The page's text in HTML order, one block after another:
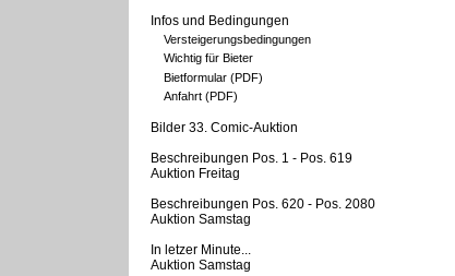
Infos und Bedingungen
Versteigerungsbedingungen
Wichtig für Bieter
Bietformular (PDF)
Anfahrt (PDF)
Bilder 33. Comic-Auktion
Beschreibungen Pos. 1 - Pos. 619
Auktion Freitag
Beschreibungen Pos. 620 - Pos. 2080
Auktion Samstag
In letzer Minute...
Auktion Samstag